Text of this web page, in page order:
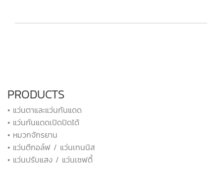
PRODUCTS
• แว่นตาและแว่นกันแดด
• แว่นกันแดดเปิดปิดได้
• หมวกจักรยาน
• แว่นตีกอล์ฟ / แว่นเทนนิส
• แว่นปรับแสง / แว่นเซฟตี้